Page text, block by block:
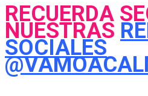
RECUERDA
NUESTRAS
SOCIALES